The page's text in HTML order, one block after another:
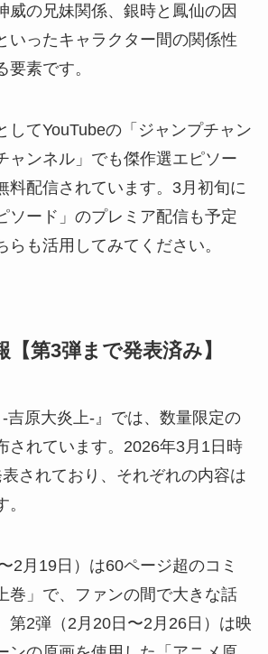
威の兄妹関係、銀時と鳳仙の因
いったキャラクター間の関係性
要素です。
してYouTubeの「ジャンプチャン
ャンネル」でも傑作選エピソー
料配信されています。3月初旬に
ソード」のプレミア配信も予定
らも活用してみてください。
【第3弾まで発表済み】
-吉原大炎上-』では、数量限定の
されています。2026年3月1日時
されており、それぞれの内容は
2月19日）は60ページ超のコミ
巻」で、ファンの間で大きな話
第2弾（2月20日〜2月26日）は映